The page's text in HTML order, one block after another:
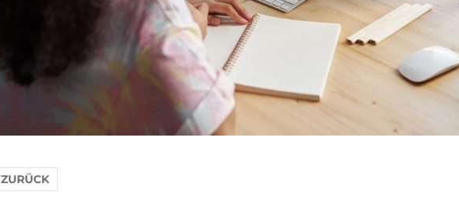
ZURÜCK